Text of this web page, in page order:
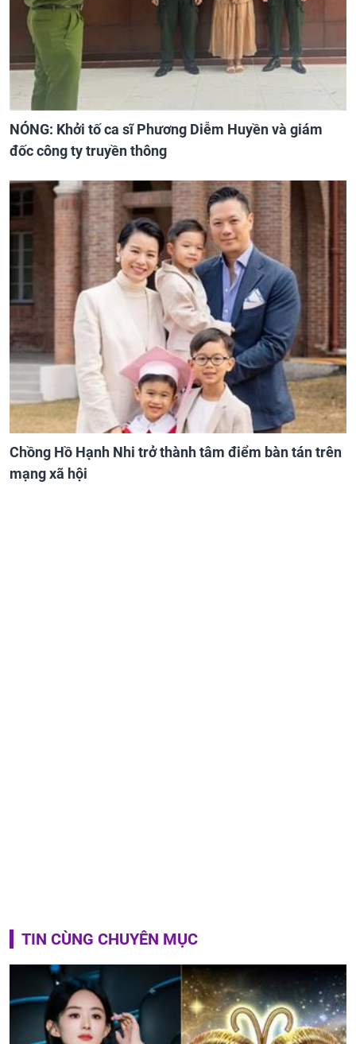
NÓNG: Khởi tố ca sĩ Phương Diễm Huyền và giám
đốc công ty truyền thông
Chồng Hồ Hạnh Nhi trở thành tâm điểm bàn tán trên
mạng xã hội
TIN CÙNG CHUYÊN MỤC